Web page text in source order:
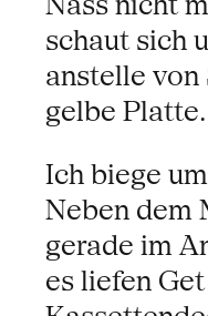
schaut sich
anstelle von
gelbe
Ich biege
Neben dem
gerade im
es liefen